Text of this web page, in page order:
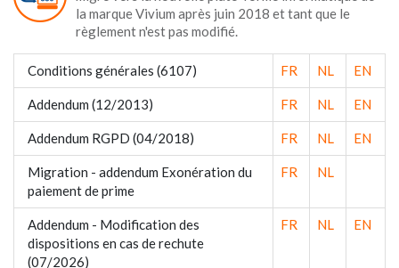
la marque Vivium après juin 2018 et tant que le
règlement n'est pas modifié.
Conditions générales (6107) FR NL EN
Addendum (12/2013) FR NL EN
Addendum RGPD (04/2018) FR NL EN
Migration - addendum Exonération du
paiement de prime
FR NL
Addendum - Modification des
dispositions en cas de rechute
(07/2026)
FR NL EN